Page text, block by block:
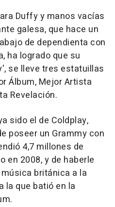
Duffy y manos vacías
galesa, que hace un
de dependienta con
ha logrado que su
se lleve tres estatuillas
Álbum, Mejor Artista
Revelación.
sido el de Coldplay,
poseer un Grammy con
4,7 millones de
en 2008, y de haberle
británica a la
la que batió en la